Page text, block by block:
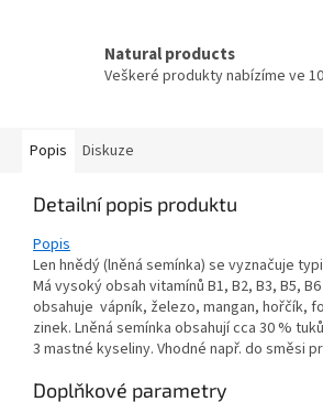
Natural products
Veškeré produkty nabízíme ve
Popis Diskuze
Detailní popis produktu
Popis
Len hnědý (lněná semínka) se vyznačuje
Má vysoký obsah vitamínů B1, B2, B3, B5,
obsahuje vápník, železo, mangan, hořčík,
zinek. Lněná semínka obsahují cca 30 %
3 mastné kyseliny. Vhodné např. do směsi
Doplňkové parametry